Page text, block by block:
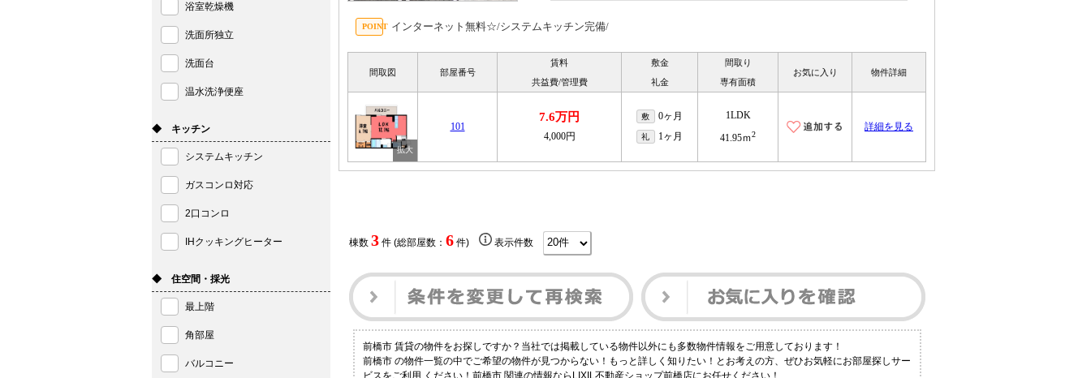
インターネット無料☆/システムキッチン完備/
間取図 部屋番号
賃料
共益費/管理費
敷金
礼金
間取り
専有面積
お気に入り 物件詳細
101
7.6万円
4,000円
敷 0ヶ月
礼 1ヶ月
1LDK
41.95ｍ2
詳細を見る
棟数 3件 (総部屋数： 6件) 表示件数
前橋市 賃貸の物件をお探しですか？当社では掲載している物件以外にも多数物件情報をご用意しております！
前橋市 の物件一覧の中でご希望の物件が見つからない！もっと詳しく知りたい！とお考えの方、ぜひお気軽にお部屋探しサー
ビスをご利用 ください！前橋市 関連の情報ならLIXIL不動産ショップ前橋店にお任せください！
浴室乾燥機
洗面所独立
洗面台
温水洗浄便座
◆ キッチン
システムキッチン
ガスコンロ対応
2口コンロ
IHクッキングヒーター
◆ 住空間・採光
最上階
角部屋
バルコニー